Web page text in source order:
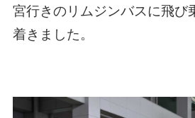
宮行きのリムジンバスに飛び
着きました。